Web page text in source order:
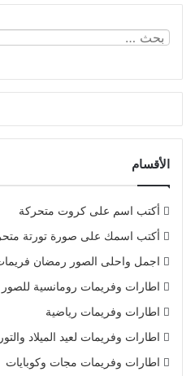
الأقسام
أكتب اسم على كروت متحركة
أكتب اسمك على صورة تورتة
اجمل واحلى الصور رمضان
اطارات وفريمات رومانسية للصور
اطارات وفريمات رياضية
اطارات وفريمات لعيد الميلاد
اطارات وفريمات مجات وكوبايات